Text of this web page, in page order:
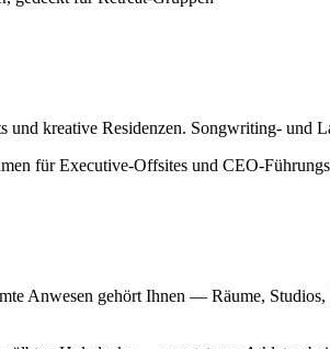
und kreative Residenzen. Songwriting- und
Anwesen gehört Ihnen — Räume,